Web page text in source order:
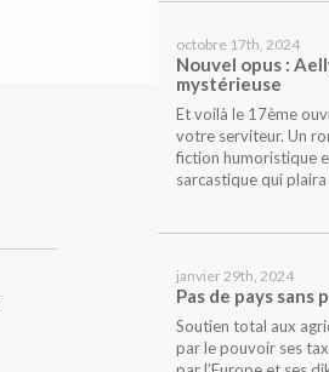
octobre 17th, 2024
Nouvel opus :
mystérieuse
Et voilà le 17ème
votre serviteur. Un
fiction humoristique
sarcastique qui
janvier 29th, 2024
Pas de pays sans
Soutien total aux
par le pouvoir ses